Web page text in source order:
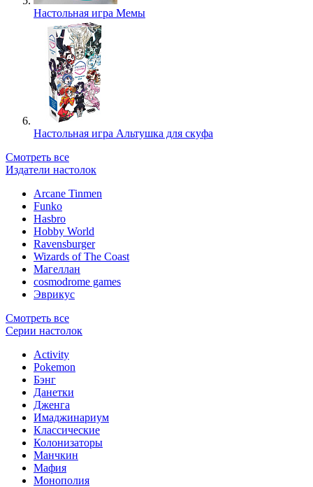
Настольная игра Мемы
Настольная игра Альтушка для скуфа
Смотреть все
Издатели настолок
Arcane Tinmen
Funko
Hasbro
Hobby World
Ravensburger
Wizards of The Coast
Магеллан
сosmodrome games
Эврикус
Смотреть все
Серии настолок
Activity
Pokemon
Бэнг
Данетки
Дженга
Имаджинариум
Классические
Колонизаторы
Манчкин
Мафия
Монополия